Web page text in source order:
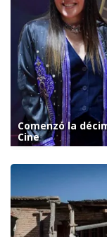
Comenzó la
Cine